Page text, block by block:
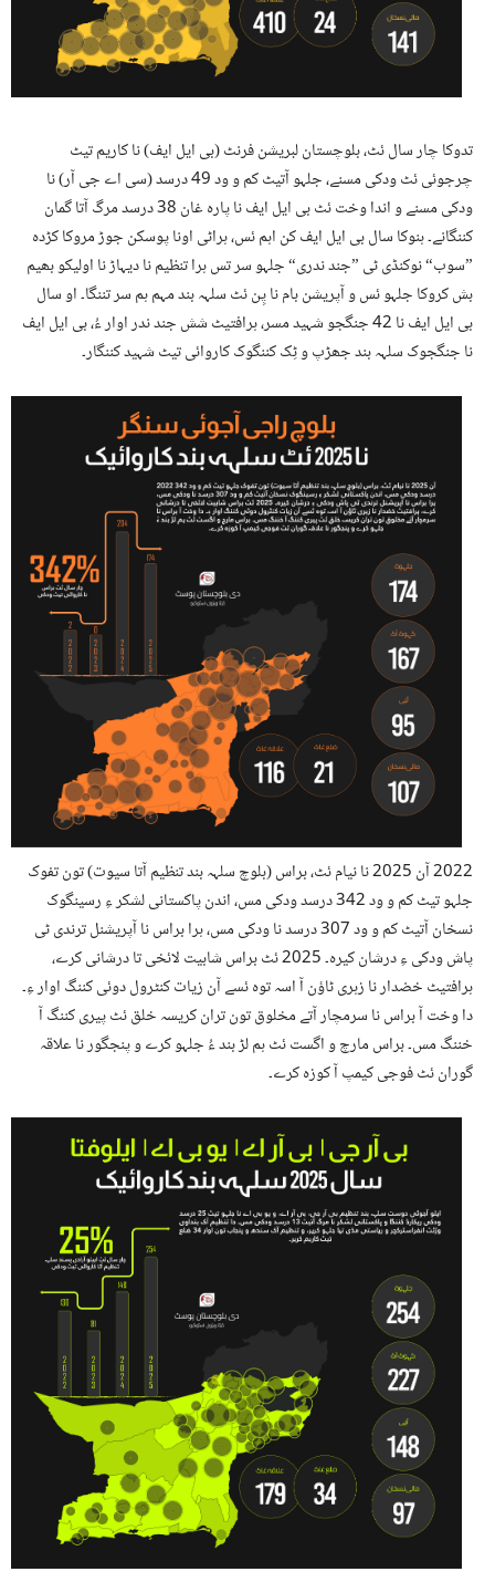
تدوکا چار سال ئٹ، بلوچستان لبریشن فرنٹ (بی ایل ایف) نا کاریم تیٹ
چرجوئی ئٹ ودکی مسنے، جلہو آتیٹ کم و ود 49 درسد (سی اے جی آر) نا
ودکی مسنے و اندا وخت ئٹ بی ایل ایف نا پارہ غان 38 درسد مرگ آتا گمان
کننگانے۔ ہنوکا سال بی ایل ایف کن اہم ئس، ہراٹی اونا پوسکن جوڑ مروکا کڑدہ
”سوب“ نوکنڈی ٹی ”جند ندری“ جلہو سر تس ہرا تنظیم نا دیہاڑ نا اولیکو بھیم
بش کروکا جلہو ئس و آپریشن بام نا پِن ئٹ سلہہ بند مہم ہم سر تننگا۔ او سال
بی ایل ایف نا 42 جنگجو شہید مسر، ہرافتیٹ شش جند ندر اوار ءُ، بی ایل ایف
نا جنگجوک سلہہ بند جھڑپ و ٹِک کننگوک کاروائی تیٹ شہید کننگار۔
2022 آن 2025 نا نیام ئٹ، براس (بلوچ سلہہ بند تنظیم آتا سیوت) تون تفوک
جلہو تیٹ کم و ود 342 درسد ودکی مس، اندن پاکستانی لشکر ءِ رسینگوک
نسخان آتیٹ کم و ود 307 درسد نا ودکی مس، ہرا براس نا آپریشنل ترندی ٹی
پاش ودکی ءِ درشان کیرہ۔ 2025 ئٹ براس شابیت لائخی تا درشانی کرے،
ہرافتیٹ خضدار نا زہری ٹاؤن آ اسہ توہ ئسے آن زیات کنٹرول دوئی کننگ اوار ءِ۔
دا وخت آ براس نا سرمچار آتے مخلوق تون تران کریسہ خلق ئٹ پیری کننگ آ
خننگ مس۔ براس مارچ و اگست ئٹ ہم لڑ بند ءُ جلہو کرے و پنجگور نا علاقہ
گوران ئٹ فوجی کیمپ آ کوزہ کرے۔